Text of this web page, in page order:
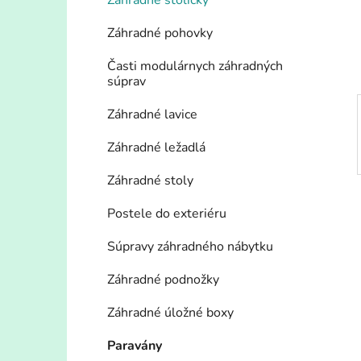
Záhradné pohovky
Časti modulárnych záhradných
súprav
Záhradné lavice
Záhradné ležadlá
Záhradné stoly
Postele do exteriéru
Súpravy záhradného nábytku
Záhradné podnožky
Záhradné úložné boxy
Paravány